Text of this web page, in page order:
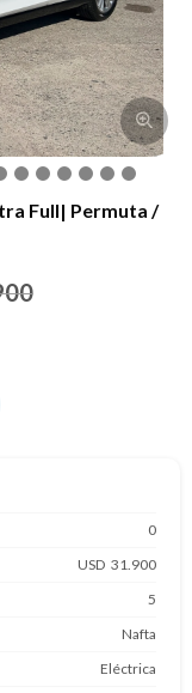
Full| Permuta /
0
31.900
5
Nafta
Eléctrica